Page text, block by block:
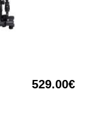
529.00